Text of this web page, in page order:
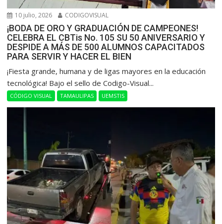
10 julio, 2026 CODIGOVISUAL
¡BODA DE ORO Y GRADUACIÓN DE CAMPEONES!
CELEBRA EL CBTis No. 105 SU 50 ANIVERSARIO Y
DESPIDE A MÁS DE 500 ALUMNOS CAPACITADOS
PARA SERVIR Y HACER EL BIEN
​¡Fiesta grande, humana y de ligas mayores en la educación
tecnológica! Bajo el sello de Codigo-Visual...
CÓDIGO VISUAL TAMAULIPAS UEMSTIS